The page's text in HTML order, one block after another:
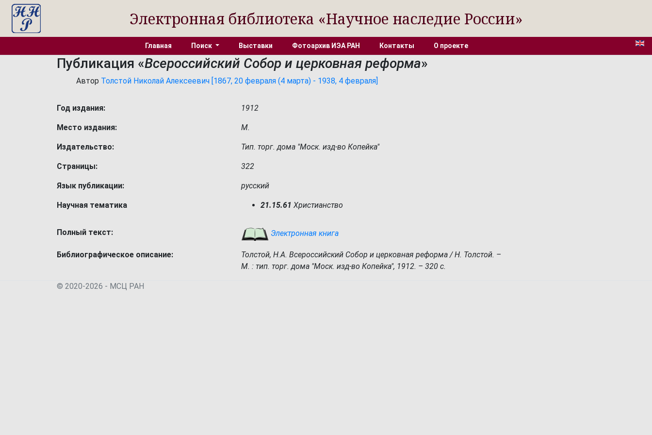
Электронная библиотека «Научное наследие России»
Главная Поиск Выставки Фотоархив ИЭА РАН Контакты О проекте
Публикация «Всероссийский Собор и церковная реформа»
Автор Толстой Николай Алексеевич [1867, 20 февраля (4 марта) - 1938, 4 февраля]
Год издания: 1912
Место издания: М.
Издательство: Тип. торг. дома "Моск. изд-во Копейка"
Страницы: 322
Язык публикации: русский
Научная тематика 21.15.61 Христианство
Полный текст: Электронная книга
Библиографическое описание:
Толстой, Н.А. Всероссийский Собор и церковная реформа / Н. Толстой. –
М. : тип. торг. дома "Моск. изд-во Копейка", 1912. – 320 с.
© 2020-2026 - МСЦ РАН